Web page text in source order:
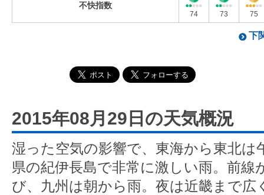
不快指数
74 73 75
下
2015年08月29日の天気概況
湿った空気の影響で、東海から東北は
県の紀伊長島で非常に激しい雨。前線
び、九州は朝から雨。夜は近畿まで広